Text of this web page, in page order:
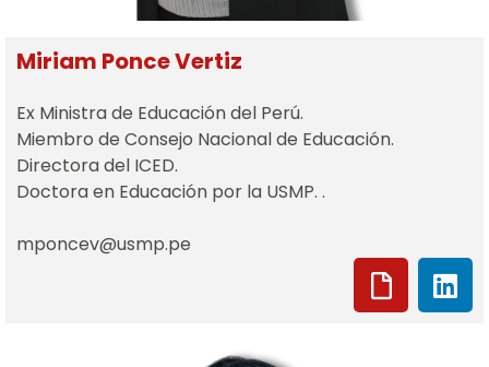
Miriam Ponce Vertiz
Ex Ministra de Educación del Perú.
Miembro de Consejo Nacional de Educación.
Directora del ICED.
Doctora en Educación por la USMP. .
mponcev@usmp.pe